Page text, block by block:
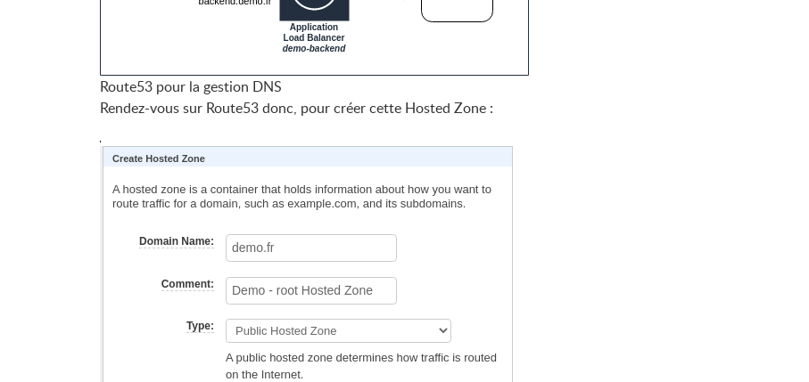
Route53 pour la gestion DNS
Rendez-vous sur Route53 donc, pour créer cette Hosted Zone :